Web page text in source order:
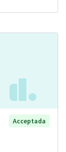
Acceptada